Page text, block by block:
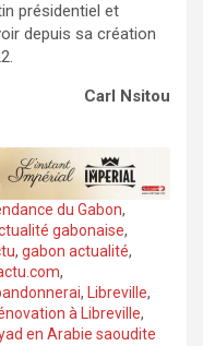
présidentiel et
depuis sa création
Carl Nsitou
du Gabon,
gabonaise,
, gabon actualité,
,
, Libreville,
à Libreville,
en Arabie saoudite